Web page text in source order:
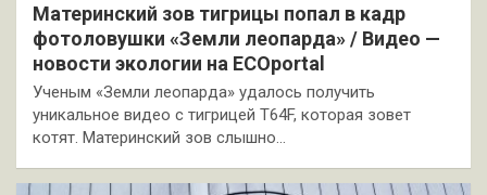
Материнский зов тигрицы попал в кадр
фотоловушки «Земли леопарда» / Видео —
новости экологии на ECOportal
Ученым «Земли леопарда» удалось получить
уникальное видео с тигрицей T64F, которая зовет
котят. Материнский зов слышно…